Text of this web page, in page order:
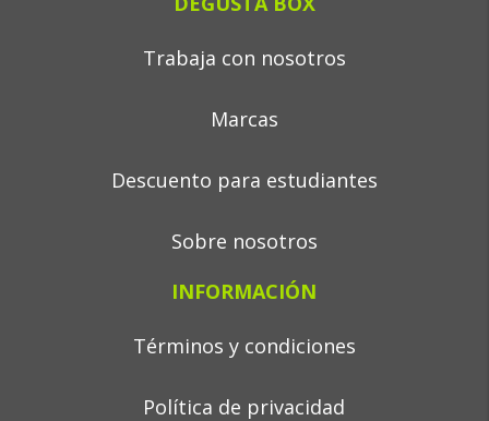
Trabaja con nosotros
Marcas
Descuento para estudiantes
Sobre nosotros
INFORMACIÓN
Términos y condiciones
Política de privacidad